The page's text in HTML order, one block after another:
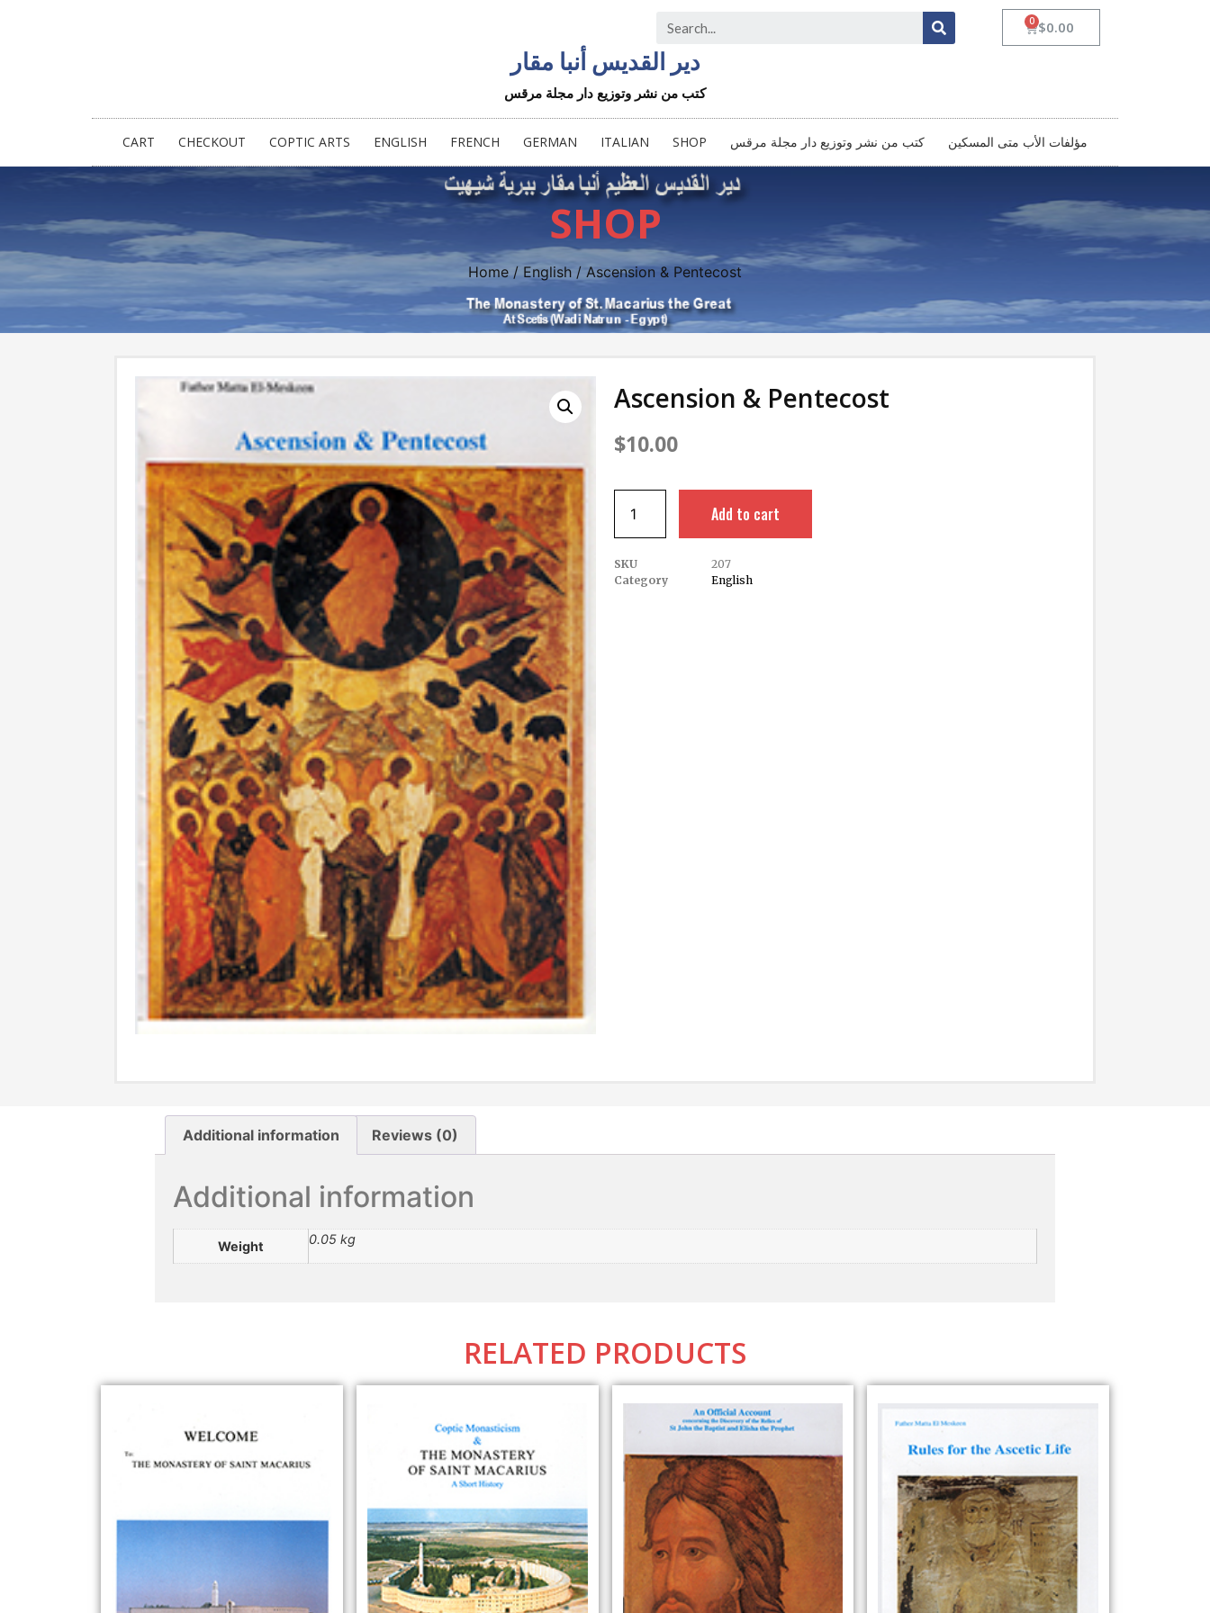
$0.00
دير القديس أنبا مقار
كتب من نشر وتوزيع دار مجلة مرقس
CART CHECKOUT COPTIC ARTS ENGLISH FRENCH GERMAN ITALIAN SHOP كتب من نشر وتوزيع دار مجلة مرقس مؤلفات الأب متى المسكين‏
SHOP
Home/ English / Ascension & Pentecost
Ascension & Pentecost
$10.00
Add to cart
SKU
207
Category
English
Additional information Reviews (0)
Additional information
Weight 0.05 kg
RELATED PRODUCTS